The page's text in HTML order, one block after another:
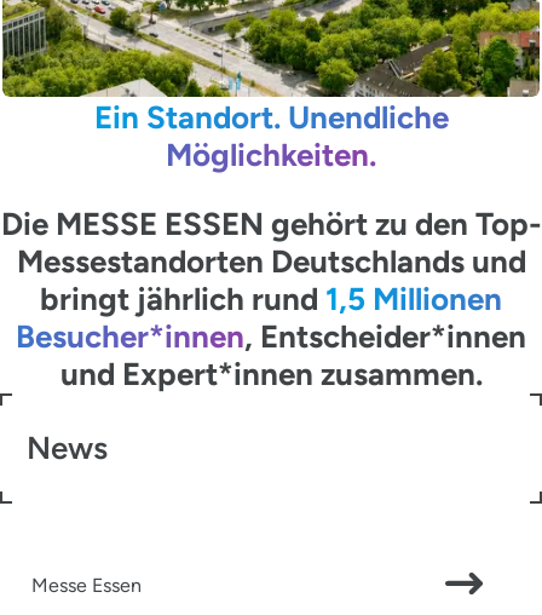
Ein Standort. Unendliche
Möglichkeiten.
Die MESSE ESSEN gehört zu den Top-
Messestandorten Deutschlands und
bringt jährlich rund 1,5 Millionen
Besucher*innen, Entscheider*innen
und Expert*innen zusammen.
News
Messe Essen